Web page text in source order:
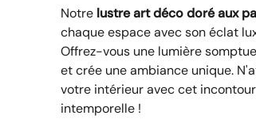
Notre lustre art déco doré aux
chaque espace avec son éclat
Offrez-vous une lumière
et crée une ambiance unique.
votre intérieur avec cet
intemporelle !